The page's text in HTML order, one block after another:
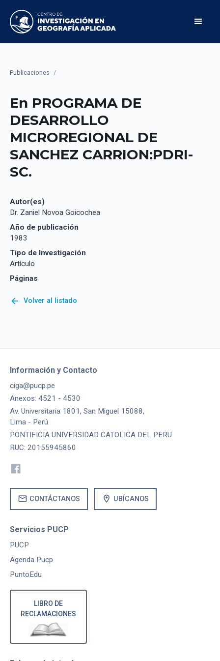
Publicaciones /
En PROGRAMA DE
DESARROLLO
MICROREGIONAL DE
SANCHEZ CARRION:PDRI-
SC.
Autor(es)
Dr. Zaniel Novoa Goicochea
Año de publicación
1983
Tipo de Investigación
Artículo
Páginas
arrow_back Volver al listado
Información y Contacto
ciga@pucp.pe
Anexos: 4521 - 4530
Av. Universitaria 1801, San Miguel 15088,
Lima - Perú
PONTIFICIA UNIVERSIDAD CATOLICA DEL PERU
RUC: 20155945860
mail CONTÁCTANOS location_on UBÍCANOS
Servicios PUCP
PUCP
Agenda Pucp
PuntoEdu
LIBRO DE
RECLAMACIONES